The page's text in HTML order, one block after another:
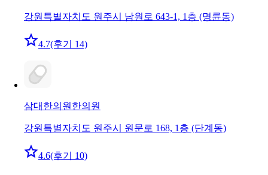
강원특별자치도 원주시 남원로 643-1, 1층 (명륜동)
4.7(후기 14)
삼대한의원 한의원
강원특별자치도 원주시 원문로 168, 1층 (단계동)
4.6(후기 10)